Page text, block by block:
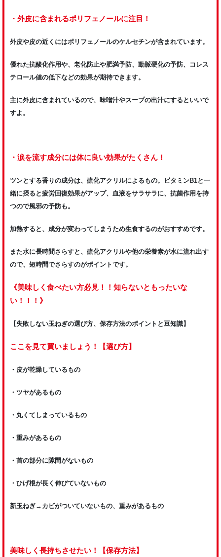
・外皮に含まれるポリフェノールに注目！
外皮や皮の近くにはポリフェノールのケルセチンが含まれています。
優れた抗酸化作用や、老化防止や肥満予防、動脈硬化の予防、コレス
テロール値の低下などの効果が期待できます。
主に外皮に含まれているので、味噌汁やスープの出汁にするといいで
すよ。
・涙を流す成分には体に良い効果がたくさん！
ツンとする香りの成分は、硫化アクリルによるもの。ビタミンB1と一
緒に摂ると疲労回復効果がアップ、血液をサラサラに、抗菌作用を持
つので風邪の予防も。
加熱すると、成分が変わってしまうため生食するのがおすすめです。
また水に長時間さらすと、硫化アクリルや他の栄養素が水に流れ出す
ので、短時間でさらすのがポイントです。
《美味しく食べたい方必見！！知らないともったいな
い！！！》
【失敗しない玉ねぎの選び方、保存方法のポイントと豆知識】
ここを見て買いましょう！【選び方】
・皮が乾燥しているもの
・ツヤがあるもの
・丸くてしまっているもの
・重みがあるもの
・首の部分に隙間がないもの
・ひげ根が長く伸びていないもの
新玉ねぎ→カビがついていないもの、重みがあるもの
美味しく長持ちさせたい！【保存方法】